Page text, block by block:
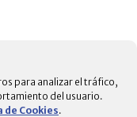
para analizar el tráfico,
del usuario.
de Cookies.